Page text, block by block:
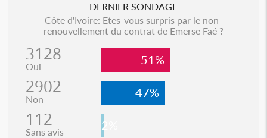
DERNIER SONDAGE
Côte d'Ivoire: Etes-vous surpris par le non-
renouvellement du contrat de Emerse Faé ?
3128
Oui 51%
2902
Non 47%
112
Sans avis 2%